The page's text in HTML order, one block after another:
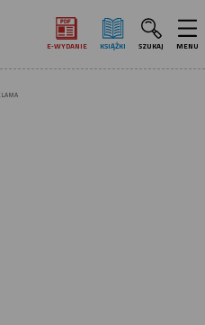
E‑WYDANIE KSIĄŻKI SZUKAJ MENU